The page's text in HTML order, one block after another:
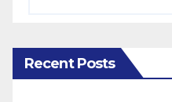
Recent Posts